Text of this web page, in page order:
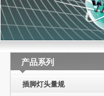
产品系列
插脚灯头量规